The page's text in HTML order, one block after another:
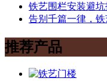
铁艺围栏安装避
告别千篇一律，
推荐产品